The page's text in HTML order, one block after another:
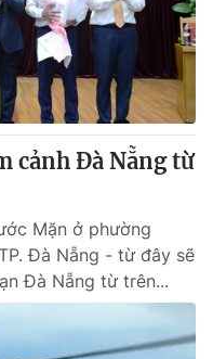
cảnh Đà Nẵng từ
Mặn ở phường
Đà Nẵng - từ đây sẽ
Đà Nẵng từ trên...